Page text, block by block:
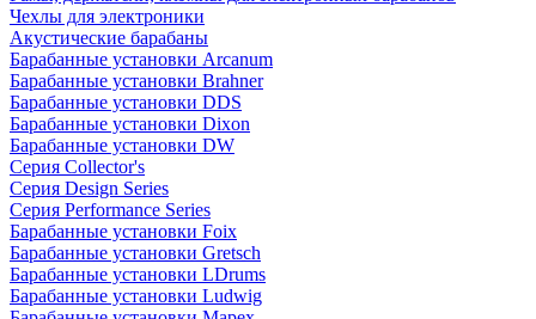
Чехлы для электроники
Акустические барабаны
Барабанные установки Arcanum
Барабанные установки Brahner
Барабанные установки DDS
Барабанные установки Dixon
Барабанные установки DW
Серия Collector's
Серия Design Series
Серия Performance Series
Барабанные установки Foix
Барабанные установки Gretsch
Барабанные установки LDrums
Барабанные установки Ludwig